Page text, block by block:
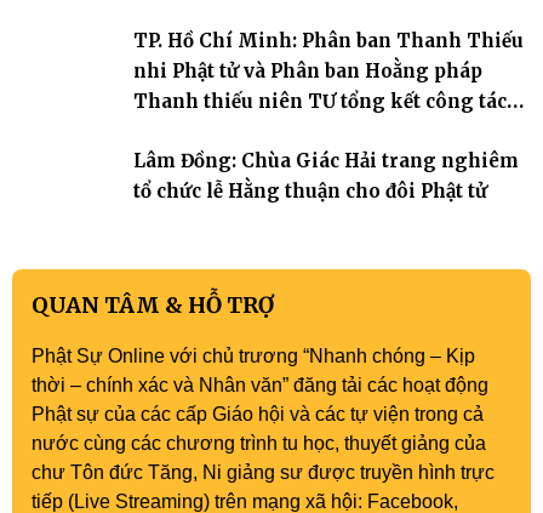
TP. Hồ Chí Minh: Phân ban Thanh Thiếu
nhi Phật tử và Phân ban Hoằng pháp
Thanh thiếu niên TƯ tổng kết công tác
Lâm Đồng: Chùa Giác Hải trang nghiêm
tổ chức lễ Hằng thuận cho đôi Phật tử
QUAN TÂM & HỖ TRỢ
Phật Sự Online với chủ trương “Nhanh chóng – Kịp
thời – chính xác và Nhân văn” đăng tải các hoạt động
Phật sự của các cấp Giáo hội và các tự viện trong cả
nước cùng các chương trình tu học, thuyết giảng của
chư Tôn đức Tăng, Ni giảng sư được truyền hình trực
tiếp (Live Streaming) trên mạng xã hội: Facebook,